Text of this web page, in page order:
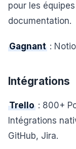
pour les
documentation.
Gagnant :
Intégrations
Trello : 800+
Intégrations
GitHub, Jira.